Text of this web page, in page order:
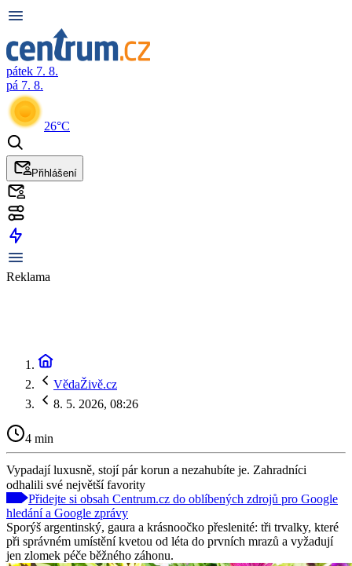
pátek 7. 8.
pá 7. 8.
26°C
Přihlášení
Reklama
VědaŽivě.cz
8. 5. 2026, 08:26
4 min
Vypadají luxusně, stojí pár korun a nezahubíte je. Zahradníci
odhalili své největší favority
Přidejte si obsah Centrum.cz do oblíbených zdrojů pro Google
hledání a Google zprávy
Sporýš argentinský, gaura a krásnoočko přeslenité: tři trvalky, které
při správném umístění kvetou od léta do prvních mrazů a vyžadují
jen zlomek péče běžného záhonu.